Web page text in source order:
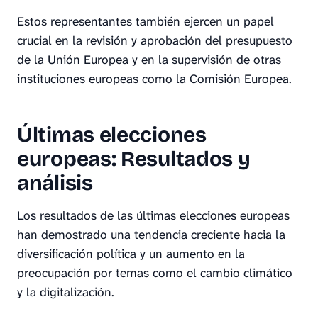
Estos representantes también ejercen un papel
crucial en la revisión y aprobación del presupuesto
de la Unión Europea y en la supervisión de otras
instituciones europeas como la Comisión Europea.
Últimas elecciones
europeas: Resultados y
análisis
Los resultados de las últimas elecciones europeas
han demostrado una tendencia creciente hacia la
diversificación política y un aumento en la
preocupación por temas como el cambio climático
y la digitalización.